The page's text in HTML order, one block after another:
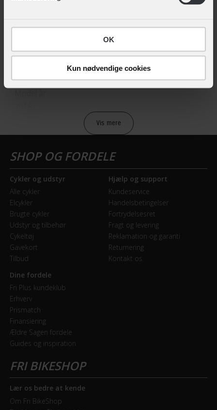
OK
Kun nødvendige cookies
Sikkerheds- og producentinfo
BREMSER
Bagbremse
Hydraulisk skivebremse
Forbremse
Hydraulisk skivebremse
GEAR
Bagskifter
Shimano Nexus
Geartype
Indvendige gear
Kranksæt
Shimano 46T
Samlet antal gear
7
Vis mere
Cykler og udstyr
Alle cykler
Elcykler
Brugte cykler
Udstyr og tilbehør
Cykeltøj
Gavekort
Tilbud
Hjælp og support
Kundeservice
Handelsbetingelser
Fortrydelsesret
Fragt og levering
Reklamation og garanti
Returnering
Kontakt os
Dine fordele
Fri Plus kundeklub
Erhverv
Prismatch
Finansiering
Ældre Sagen fordele
Guides og inspiration
Lær os bedre at kende
Om Fri BikeShop